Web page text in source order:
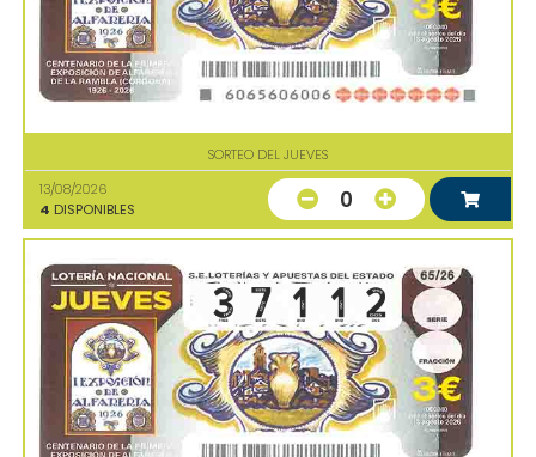
SORTEO DEL JUEVES
13/08/2026
4 DISPONIBLES 0